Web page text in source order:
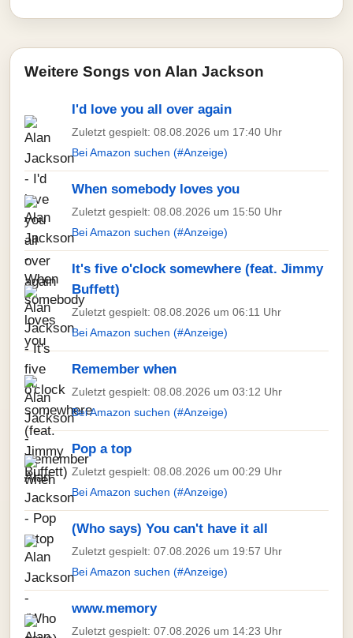
Weitere Songs von Alan Jackson
I'd love you all over again
Zuletzt gespielt: 08.08.2026 um 17:40 Uhr
Bei Amazon suchen (#Anzeige)
When somebody loves you
Zuletzt gespielt: 08.08.2026 um 15:50 Uhr
Bei Amazon suchen (#Anzeige)
It's five o'clock somewhere (feat. Jimmy
Buffett)
Zuletzt gespielt: 08.08.2026 um 06:11 Uhr
Bei Amazon suchen (#Anzeige)
Remember when
Zuletzt gespielt: 08.08.2026 um 03:12 Uhr
Bei Amazon suchen (#Anzeige)
Pop a top
Zuletzt gespielt: 08.08.2026 um 00:29 Uhr
Bei Amazon suchen (#Anzeige)
(Who says) You can't have it all
Zuletzt gespielt: 07.08.2026 um 19:57 Uhr
Bei Amazon suchen (#Anzeige)
www.memory
Zuletzt gespielt: 07.08.2026 um 14:23 Uhr